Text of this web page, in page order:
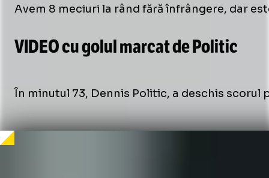
Avem 8 meciuri la rând fără înfrângere, dar
VIDEO cu golul marcat de Politic
Unmute
În minutul 73, Dennis Politic, a deschis